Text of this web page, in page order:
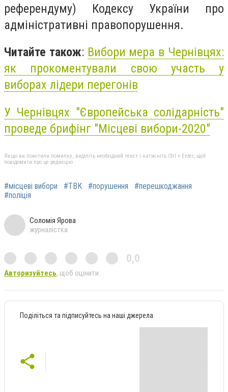
референдуму) Кодексу України про
адміністративні правопорушення.
Читайте також: Вибори мера в Чернівцях:
як прокоментували свою участь у
виборах лідери перегонів
У Чернівцях "Європейська солідарність"
проведе брифінг "Місцеві вибори-2020"
Якщо ви помітили помилку, виділіть необхідний текст і натисніть Ctrl + Enter, щоб
повідомити про це редакцію
#місцеві вибори #ТВК #порушення
#перешкоджання
#поліція
Соломія Ярова
журналістка
0,0
Авторизуйтесь, щоб оцінити
Поділіться та підписуйтесь на наші джерела